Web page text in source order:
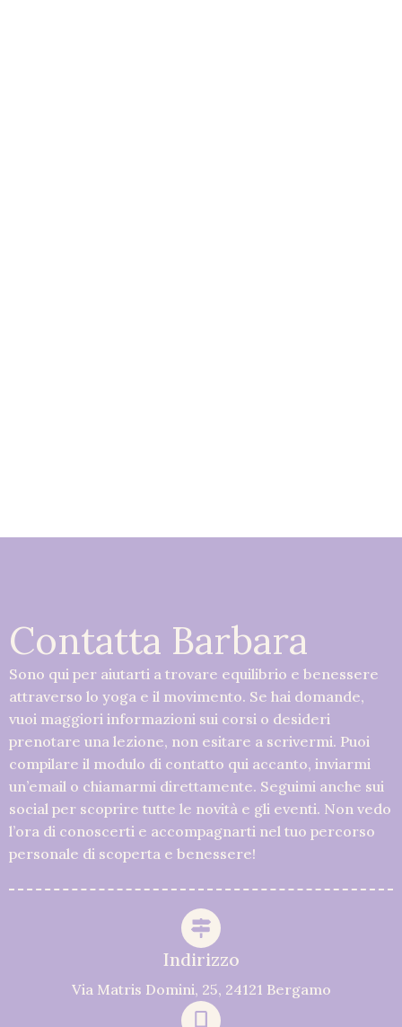
Contatta Barbara
Sono qui per aiutarti a trovare equilibrio e benessere
attraverso lo yoga e il movimento. Se hai domande,
vuoi maggiori informazioni sui corsi o desideri
prenotare una lezione, non esitare a scrivermi. Puoi
compilare il modulo di contatto qui accanto, inviarmi
un’email o chiamarmi direttamente. Seguimi anche sui
social per scoprire tutte le novità e gli eventi. Non vedo
l’ora di conoscerti e accompagnarti nel tuo percorso
personale di scoperta e benessere!
Indirizzo
Via Matris Domini, 25, 24121 Bergamo